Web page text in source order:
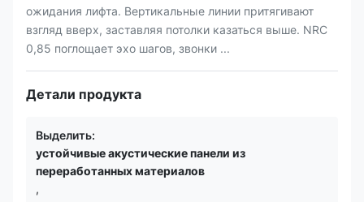
ожидания лифта. Вертикальные линии притягивают
взгляд вверх, заставляя потолки казаться выше. NRC
0,85 поглощает эхо шагов, звонки ...
Детали продукта
Выделить:
устойчивые акустические панели из
переработанных материалов
,